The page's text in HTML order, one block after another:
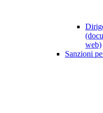
web)
Sanzioni